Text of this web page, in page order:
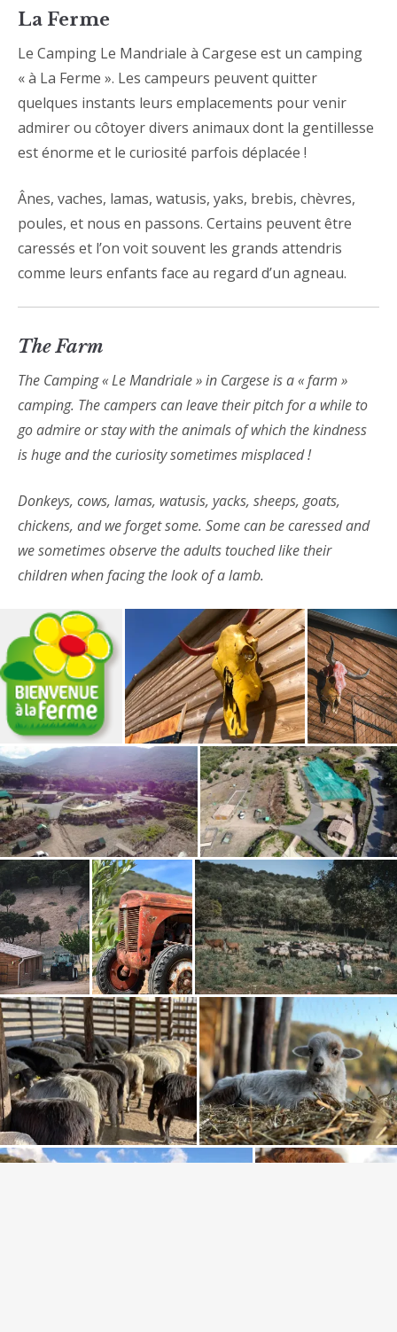
La Ferme
Le Camping Le Mandriale à Cargese est un camping
« à La Ferme ». Les campeurs peuvent quitter
quelques instants leurs emplacements pour venir
admirer ou côtoyer divers animaux dont la gentillesse
est énorme et le curiosité parfois déplacée !
Ânes, vaches, lamas, watusis, yaks, brebis, chèvres,
poules, et nous en passons. Certains peuvent être
caressés et l’on voit souvent les grands attendris
comme leurs enfants face au regard d’un agneau.
The Farm
The Camping « Le Mandriale » in Cargese is a « farm »
camping. The campers can leave their pitch for a while to
go admire or stay with the animals of which the kindness
is huge and the curiosity sometimes misplaced !
Donkeys, cows, lamas, watusis, yacks, sheeps, goats,
chickens, and we forget some. Some can be caressed and
we sometimes observe the adults touched like their
children when facing the look of a lamb.